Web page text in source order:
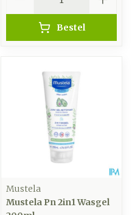
Bestel
Mustela
Mustela Pn 2in1 Wasgel